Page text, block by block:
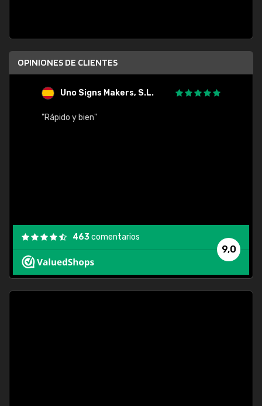
OPINIONES DE CLIENTES
Uno Signs Makers, S.L.
"Rápido y bien"
9,0
463comentarios